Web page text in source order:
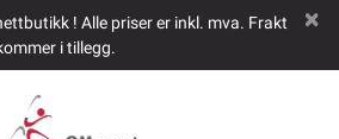
! Alle priser er inkl. mva. Frakt
i tillegg.